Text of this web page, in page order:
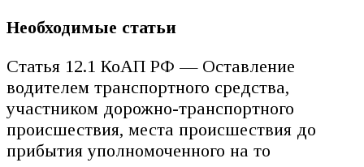
Необходимые статьи
Статья 12.1 КоАП РФ — Оставление
водителем транспортного средства,
участником дорожно-транспортного
происшествия, места происшествия до
прибытия уполномоченного на то